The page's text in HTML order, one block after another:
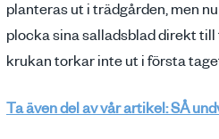
planteras ut i trädgården, men
plocka sina salladsblad direkt
krukan torkar inte ut i första
Ta även del av vår artikel: SÅ